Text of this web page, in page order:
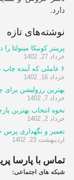
دارد.
نوشته‌های تازه
پرینتر کونیکا مینولتا
خرداد 27, 1402
۶ عاملی که آینده چاپ سابلیمیشن را شکل می دهد
خرداد 16, 1402
بهترین رزولیشن
خرداد 7, 1402
نحوه انتخاب بهترین
خرداد 2, 1402
تعمیر و نگهداری پرس
اردیبهشت 23, 1402
تماس با پارسا
شبکه های اجتماعی: